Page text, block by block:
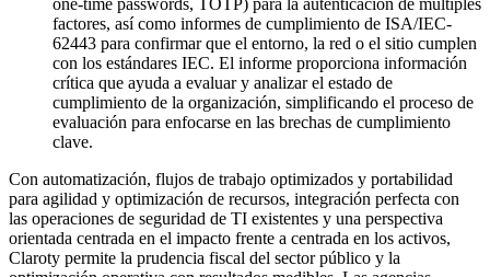
one-time passwords, TOTP) para la autenticación de múltiples
factores, así como informes de cumplimiento de ISA/IEC-
62443 para confirmar que el entorno, la red o el sitio cumplen
con los estándares IEC. El informe proporciona información
crítica que ayuda a evaluar y analizar el estado de
cumplimiento de la organización, simplificando el proceso de
evaluación para enfocarse en las brechas de cumplimiento
clave.
Con automatización, flujos de trabajo optimizados y portabilidad
para agilidad y optimización de recursos, integración perfecta con
las operaciones de seguridad de TI existentes y una perspectiva
orientada centrada en el impacto frente a centrada en los activos,
Claroty permite la prudencia fiscal del sector público y la